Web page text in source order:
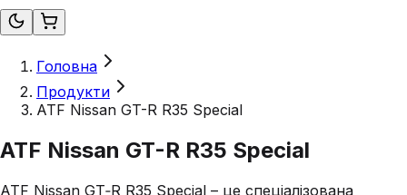
Головна
Продукти
ATF Nissan GT-R R35 Special
ATF Nissan GT-R R35 Special
ATF Nissan GT‑R R35 Special – це спеціалізована